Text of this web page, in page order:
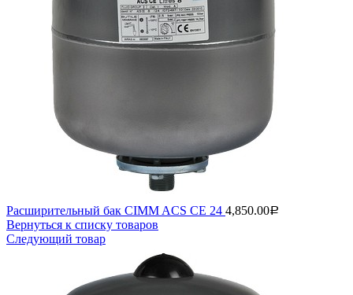
Расширительный бак CIMM ACS CE 24 4,850.00Р
Вернуться к списку товаров
Следующий товар